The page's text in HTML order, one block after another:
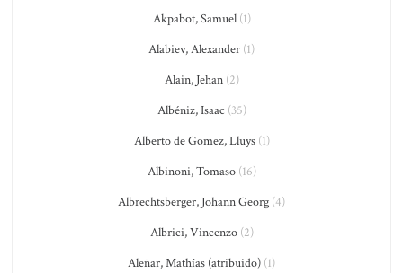
Akpabot, Samuel(1)
Alabiev, Alexander (1)
Alain, Jehan(2)
Albéniz, Isaac (35)
Alberto de Gomez, Lluys(1)
Albinoni, Tomaso(16)
Albrechtsberger, Johann Georg (4)
Albrici, Vincenzo(2)
Aleñar, Mathías (atribuido) (1)